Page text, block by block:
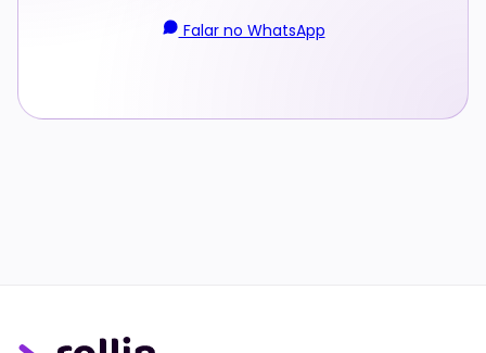
Falar no WhatsApp